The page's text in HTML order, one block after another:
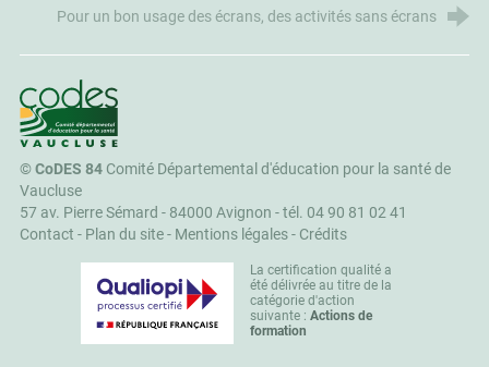
Pour un bon usage des écrans, des activités sans écrans
CoDES 84
©CoDES 84Comité Départemental d'éducation pour la santé de
Vaucluse
57 av. Pierre Sémard - 84000 Avignon -tél. 04 90 81 02 41
Contact - Plan du site- Mentions légales- Crédits
La certification qualité a
été délivrée au titre de la
catégorie d'action
suivante : Actions de
formation